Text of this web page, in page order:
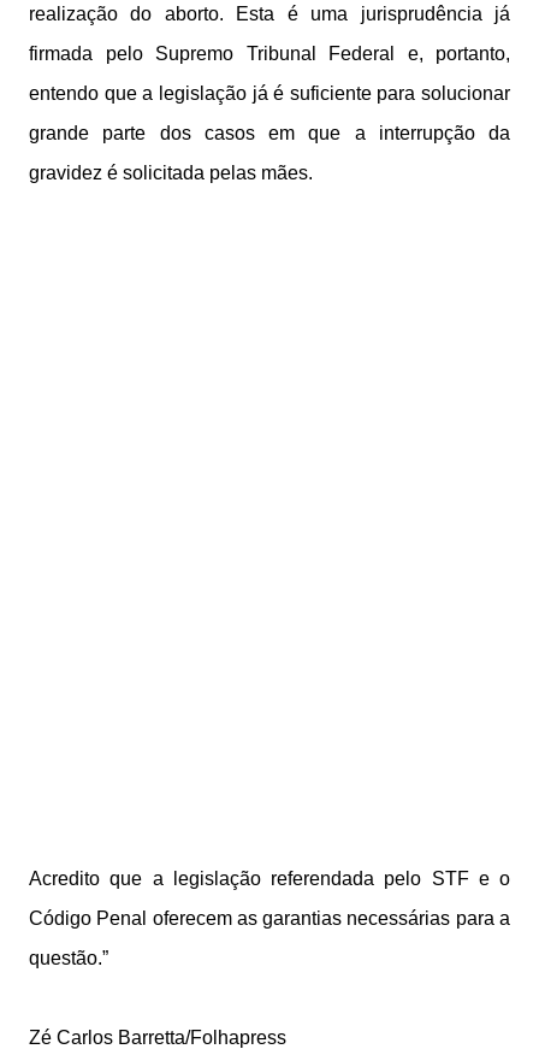
realização do aborto. Esta é uma jurisprudência já
firmada pelo Supremo Tribunal Federal e, portanto,
entendo que a legislação já é suficiente para solucionar
grande parte dos casos em que a interrupção da
gravidez é solicitada pelas mães.
Acredito que a legislação referendada pelo STF e o
Código Penal oferecem as garantias necessárias para a
questão.”
Zé Carlos Barretta/Folhapress